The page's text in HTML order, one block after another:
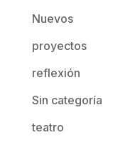
Nuevos
proyectos
reflexión
Sin categoría
teatro